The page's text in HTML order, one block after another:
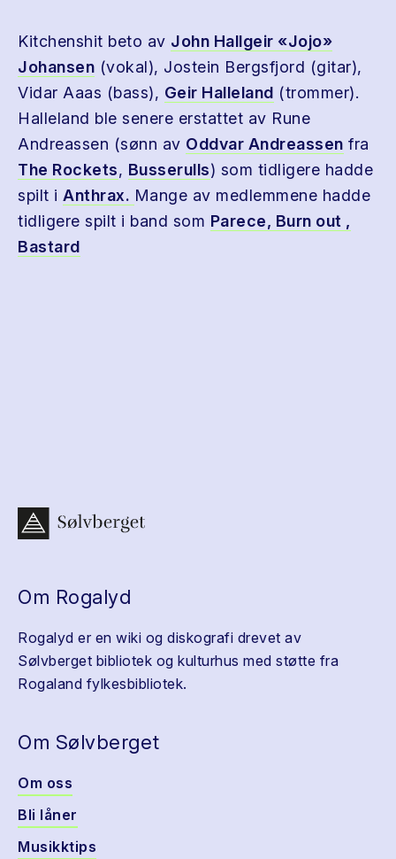
Kitchenshit beto av John Hallgeir «Jojo»
Johansen (vokal), Jostein Bergsfjord (gitar),
Vidar Aaas (bass), Geir Halleland (trommer).
Halleland ble senere erstattet av Rune
Andreassen (sønn av Oddvar Andreassen fra
The Rockets, Busserulls) som tidligere hadde
spilt i Anthrax. Mange av medlemmene hadde
tidligere spilt i band som Parece, Burn out ,
Bastard
Om Rogalyd
Rogalyd er en wiki og diskografi drevet av
Sølvberget bibliotek og kulturhus med støtte fra
Rogaland fylkesbibliotek.
Om Sølvberget
Om oss
Bli låner
Musikktips